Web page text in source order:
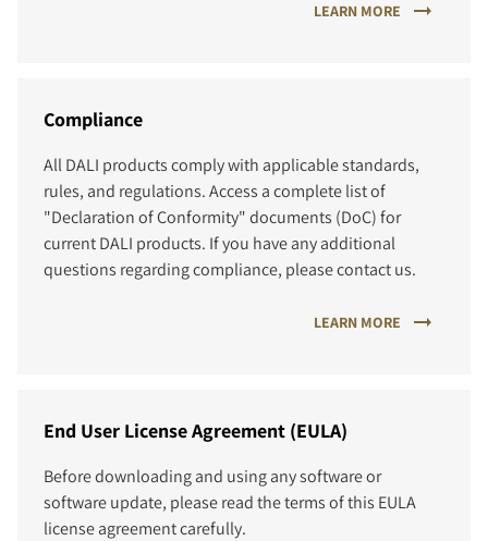
LEARN MORE
Compliance
All DALI products comply with applicable standards,
rules, and regulations. Access a complete list of
"Declaration of Conformity" documents (DoC) for
current DALI products. If you have any additional
questions regarding compliance, please contact us.
LEARN MORE
End User License Agreement (EULA)
Before downloading and using any software or
software update, please read the terms of this EULA
license agreement carefully.